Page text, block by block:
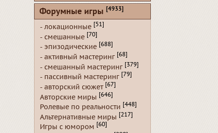
Форумные игры [4933]
- локационные [51]
- смешанные [70]
- эпизодические [688]
- активный мастеринг [68]
- смешанный мастеринг [379]
- пассивный мастеринг [79]
- авторский сюжет [67]
Авторские миры [646]
Ролевые по реальности [448]
Альтернативные миры [217]
Игры с юмором [60]